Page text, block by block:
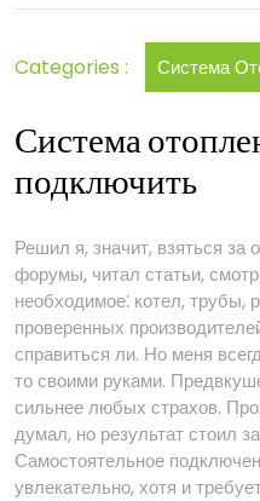
Categories : Система
Система
подключить
Решил я, значит, взяться за
форумы, читал статьи,
необходимое⁚ котел, трубы,
проверенных
справиться ли. Но меня
то своими руками.
сильнее любых страхов.
думал, но результат стоил
Самостоятельное
увлекательно, хотя и